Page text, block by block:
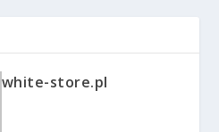
white-store.pl